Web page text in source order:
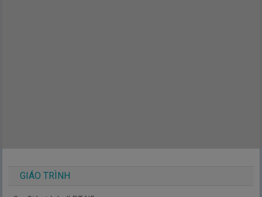
GIÁO TRÌNH